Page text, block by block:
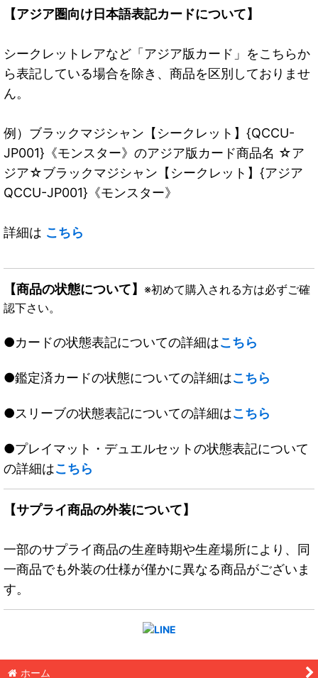
【アジア圏向け日本語表記カードについて】
シークレットレアなど「アジア版カード」をこちらか
ら表記している場合を除き、商品を区別しておりませ
ん。
例）ブラックマジシャン【シークレット】{QCCU-
JP001}《モンスター》のアジア版カード商品名 ☆ア
ジア☆ブラックマジシャン【シークレット】{アジア
QCCU-JP001}《モンスター》
詳細は こちら
【商品の状態について】 ※初めて購入される方は必ずご確
認下さい。
●カードの状態表記についての詳細はこちら
●鑑定済カードの状態についての詳細はこちら
●スリーブの状態表記についての詳細はこちら
●プレイマット・デュエルセットの状態表記について
の詳細はこちら
【サプライ商品の外装について】
一部のサプライ商品の生産時期や生産場所により、同
一商品でも外装の仕様が僅かに異なる商品がございま
す。
ホーム